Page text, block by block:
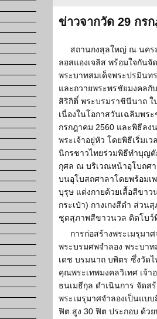
ข่าวจากวัด 29 กร
สถานกงสุลใหญ่ ณ นคร
ลอสแองเจลิส พร้อมใจกัน
พระบาทสมเด็จพระปรมิน
และถวายพระพรชัยมงคลกั
สิริกิติ์ พระบรมราชินีนาถ ใ
เนื่องในโอกาสวันเฉลิมพร
กรกฎาคม 2560 และพิธีลง
พระเจ้าอยู่หัว โดยพิธีเริ่มเ
นิกรชาวไทยร่วมพิธีทำบุญตั
กุศล ณ บริเวณหน้าอุโบถศ
บนอุโบสถศาลาโดยพร้อม
บุรุษ แต่งกายด้วยเสื้อสีขา
กระเป๋า) กางเกงสีดำ ส่วน
ชุดสุภาพสีขาวนวล ติดโบว์
การก่อสร้างพระเมรุมา
พระบรมศพจำลอง พระบา
เดช บรมนาถ บพิตร ซึ่งวัด
คุณพระเทพมงคลวิเทศ เจ้
ธนเมธีกุล ดำเนินการ จัดส
พระเมรุมาศจำลองเป็นแบ
ฟิต สูง 30 ฟิต ประกอบ ด้ว